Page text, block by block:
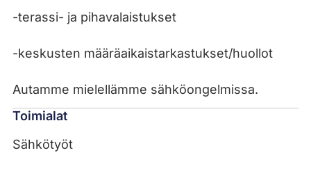
-terassi- ja pihavalaistukset
-keskusten määräaikaistarkastukset/huollot
Autamme mielellämme sähköongelmissa.
Toimialat
Sähkötyöt